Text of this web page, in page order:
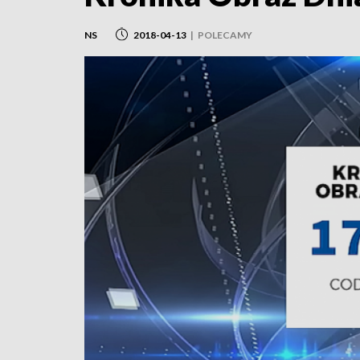
NS 2018-04-13 | POLECAMY